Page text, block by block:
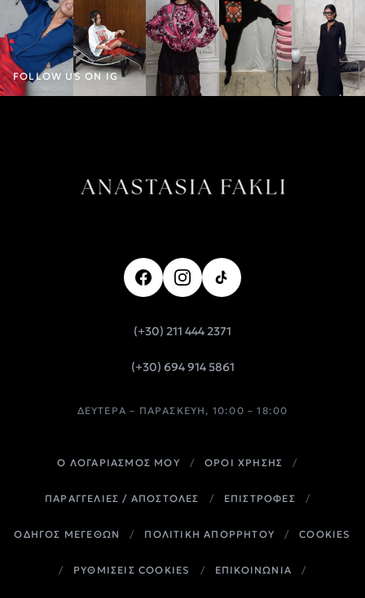
FOLLOW US ON IG
(+30) 211 444 2371
(+30) 694 914 5861
ΔΕΥΤΈΡΑ – ΠΑΡΑΣΚΕΥΉ, 10:00 – 18:00
Ο ΛΟΓΑΡΙΑΣΜΟΣ ΜΟΥ / ΟΡΟΙ ΧΡΗΣΗΣ /
ΠΑΡΑΓΓΕΛΙΕΣ / ΑΠΟΣΤΟΛΕΣ / ΕΠΙΣΤΡΟΦΕΣ /
ΟΔΗΓΟΣ ΜΕΓΕΘΩΝ / ΠΟΛΙΤΙΚΗ ΑΠΟΡΡΗΤΟΥ / COOKIES
/ ΡΥΘΜΙΣΕΙΣ COOKIES / ΕΠΙΚΟΙΝΩΝΙΑ /